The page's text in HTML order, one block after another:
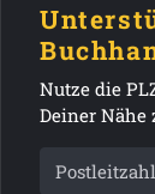
Nutze die
Deiner Nähe
Postleitzahl